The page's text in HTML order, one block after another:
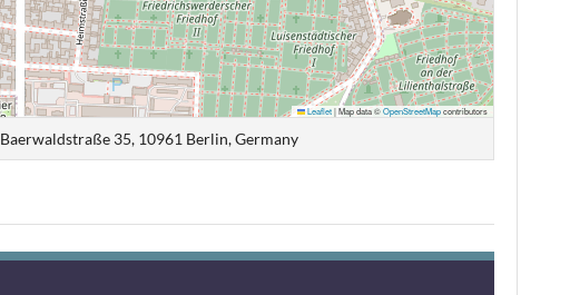
Leaflet|Map data ©OpenStreetMapcontributors
Baerwaldstraße 35, 10961 Berlin, Germany